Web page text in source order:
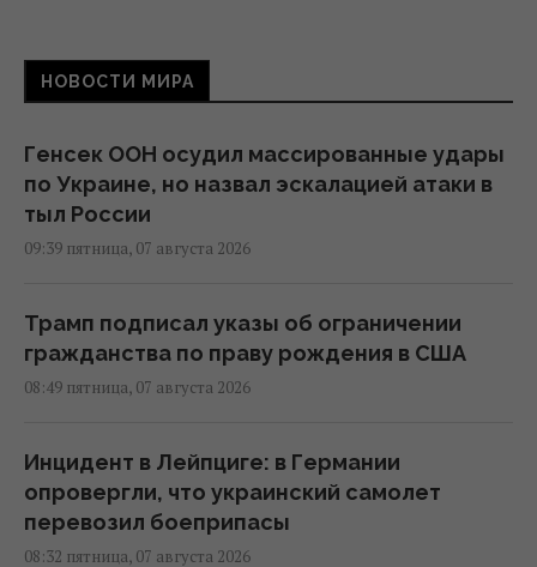
НОВОСТИ МИРА
Генсек ООН осудил массированные удары
по Украине, но назвал эскалацией атаки в
тыл России
09:39 пятница, 07 августа 2026
Трамп подписал указы об ограничении
гражданства по праву рождения в США
08:49 пятница, 07 августа 2026
Инцидент в Лейпциге: в Германии
опровергли, что украинский самолет
перевозил боеприпасы
08:32 пятница, 07 августа 2026